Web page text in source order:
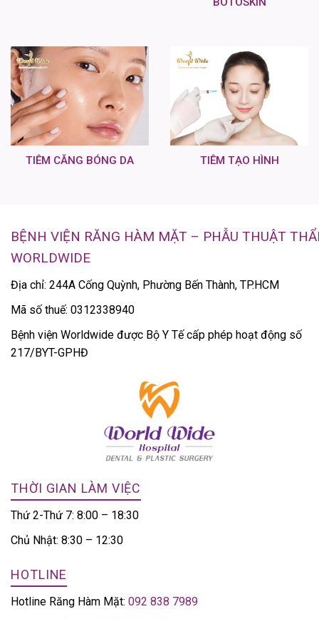
TIÊM CĂNG BÓNG DA TIÊM TẠO HÌNH
BỆNH VIỆN RĂNG HÀM MẶT – PHẪU THUẬT
WORLDWIDE
Địa chỉ: 244A Cống Quỳnh, Phường Bến Thành, TP.HCM
Mã số thuế: 0312338940
Bệnh viện Worldwide được Bộ Y Tế cấp phép hoạt động số
217/BYT-GPHĐ
THỜI GIAN LÀM VIỆC
Thứ 2-Thứ 7: 8:00 – 18:30
Chủ Nhật: 8:30 – 12:30
HOTLINE
Hotline Răng Hàm Mặt: 092 838 7989